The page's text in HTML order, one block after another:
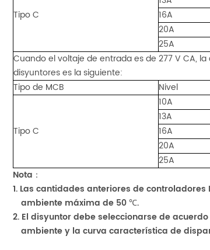
Tipo C
16A
20A
25A
Cuando el voltaje de entrada es de 277 V CA,
disyuntores es la siguiente:
Tipo de MCB
Nivel
Tipo C
10A
13A
16A
20A
25A
Nota ：
1. Las cantidades anteriores de
ambiente máxima de 50 ℃.
2. El disyuntor debe seleccionarse de
ambiente y la curva característica de